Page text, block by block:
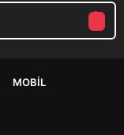
MOBIL